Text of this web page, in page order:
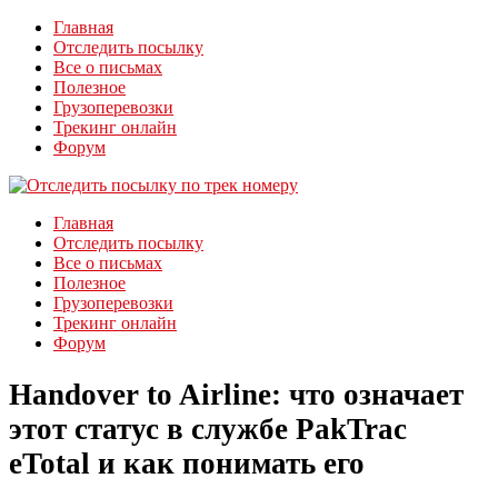
Главная
Отследить посылку
Все о письмах
Полезное
Грузоперевозки
Трекинг онлайн
Форум
Главная
Отследить посылку
Все о письмах
Полезное
Грузоперевозки
Трекинг онлайн
Форум
Handover to Airline: что означает
этот статус в службе PakTrac
eTotal и как понимать его